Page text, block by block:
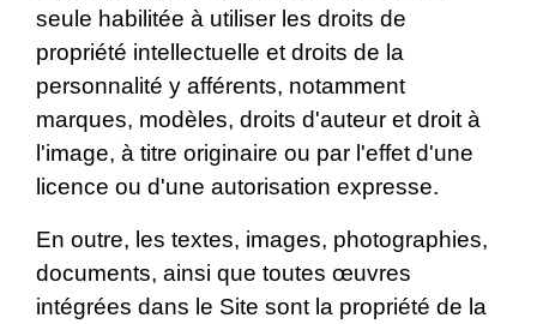
seule habilitée à utiliser les droits de
propriété intellectuelle et droits de la
personnalité y afférents, notamment
marques, modèles, droits d'auteur et droit à
l'image, à titre originaire ou par l'effet d'une
licence ou d'une autorisation expresse.
En outre, les textes, images, photographies,
documents, ainsi que toutes œuvres
intégrées dans le Site sont la propriété de la